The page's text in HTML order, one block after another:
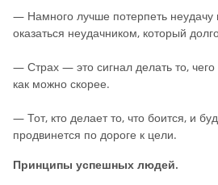
— Намного лучше потерпеть неудачу
оказаться неудачником, который
— Страх — это сигнал делать то,
как можно скорее.
— Тот, кто делает то, что боится, и
продвинется по дороге к цели.
Принципы успешных людей.